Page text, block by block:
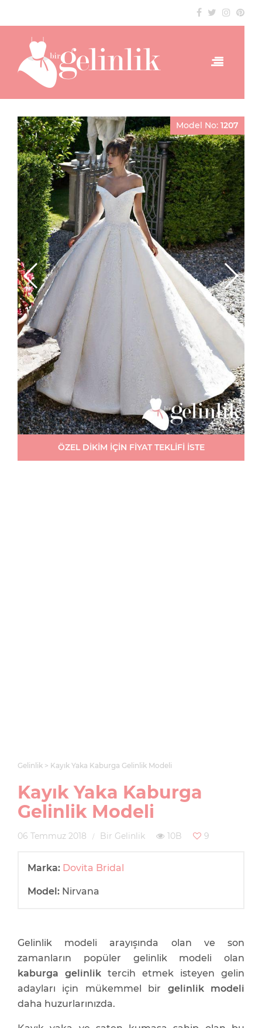
Model No: 1207
ÖZEL DİKİM İÇİN FİYAT TEKLİFİ İSTE
Gelinlik Kayık Yaka Kaburga Gelinlik Modeli
Kayık Yaka Kaburga
Gelinlik Modeli
06 Temmuz 2018 Bir Gelinlik 10B 9
Marka: Dovita Bridal
Model: Nirvana
Gelinlik modeli arayışında olan ve son
zamanların popüler gelinlik modeli olan
kaburga gelinlik tercih etmek isteyen gelin
adayları için mükemmel bir gelinlik modeli
daha huzurlarınızda.